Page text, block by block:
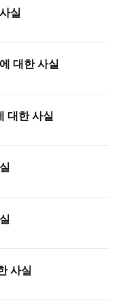
실
대한 사실
대한 사실
사실